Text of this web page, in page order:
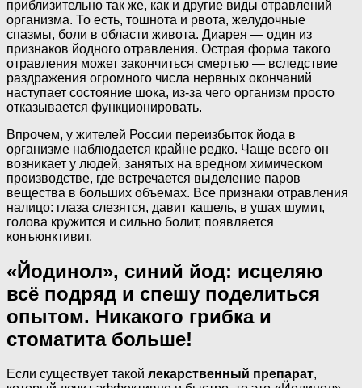
приблизительно так же, как и другие виды отравлений
организма. То есть, тошнота и рвота, желудочные
спазмы, боли в области живота. Диарея — один из
признаков йодного отравления. Острая форма такого
отравления может закончиться смертью — вследствие
раздражения огромного числа нервных окончаний
наступает состояние шока, из-за чего организм просто
отказывается функционировать.
Впрочем, у жителей России переизбыток йода в
организме наблюдается крайне редко. Чаще всего он
возникает у людей, занятых на вредном химическом
производстве, где встречается выделение паров
вещества в больших объемах. Все признаки отравления
налицо: глаза слезятся, давит кашель, в ушах шумит,
голова кружится и сильно болит, появляется
конъюнктивит.
«Йодинол», синий йод: исцеляю
всё подряд и спешу поделиться
опытом. Никакого грибка и
стоматита больше!
Если существует такой лекарственный препарат,